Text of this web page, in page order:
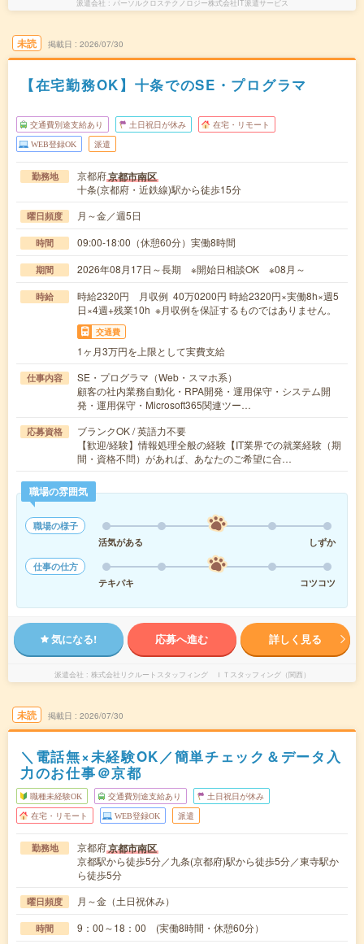
派遣会社 パーソルクロステクノロジー株式会社IT派遣サービス
未読 掲載日 2026/07/30
【在宅勤務OK】十条でのSE・プログラマ
交通費別途支給あり 土日祝日が休み 在宅・リモート
WEB登録OK 派遣
勤務地 京都府京都市南区
十条(京都府・近鉄線)駅から徒歩15分
曜日頻度 月～金／週5日
時間 09:00-18:00（休憩60分）実働8時間
期間 2026年08月17日～長期 ※開始日相談OK ※08月～
時給
時給2320円 月収例 40万0200円 時給2320円×実働8h×週5
日×4週+残業10h ※月収例を保証するものではありません。
交通費
1ヶ月3万円を上限として実費支給
仕事内容
SE・プログラマ（Web・スマホ系）
顧客の社内業務自動化・RPA開発・運用保守・システム開
発・運用保守・Microsoft365関連ツー…
応募資格
ブランクOK / 英語力不要
【歓迎/経験】情報処理全般の経験【IT業界での就業経験（期
間・資格不問）があれば、あなたのご希望に合…
職場の雰囲気
職場の様子
活気がある
しずか
仕事の仕方
テキパキ
コツコツ
気になる! 応募へ進む 詳しく見る
派遣会社 株式会社リクルートスタッフィング ＩＴスタッフィング（関西）
未読 掲載日 2026/07/30
＼電話無×未経験OK／簡単チェック＆データ入
力のお仕事＠京都
職種未経験OK 交通費別途支給あり 土日祝日が休み
在宅・リモート WEB登録OK 派遣
勤務地 京都府京都市南区
京都駅から徒歩5分／九条(京都府)駅から徒歩5分／東寺駅か
ら徒歩5分
曜日頻度 月～金（土日祝休み）
時間 9：00～18：00 (実働8時間・休憩60分）